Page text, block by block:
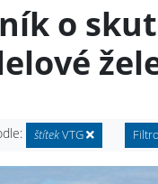
o
štítekVTG